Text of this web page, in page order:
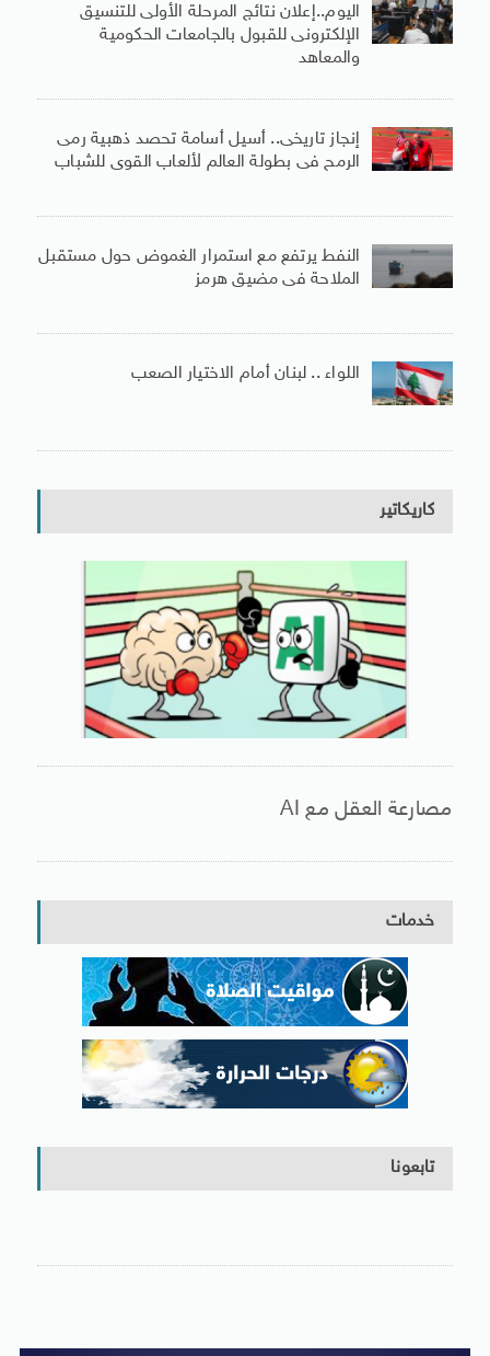
اليوم..إعلان نتائج المرحلة الأولى للتنسيق
الإلكترونى للقبول بالجامعات الحكومية
والمعاهد
إنجاز تاريخى.. أسيل أسامة تحصد ذهبية رمى
الرمح فى بطولة العالم لألعاب القوى للشباب
النفط يرتفع مع استمرار الغموض حول مستقبل
الملاحة فى مضيق هرمز
اللواء .. لبنان أمام الاختيار الصعب
كاريكاتير
مصارعة العقل مع AI
خدمات
تابعونا